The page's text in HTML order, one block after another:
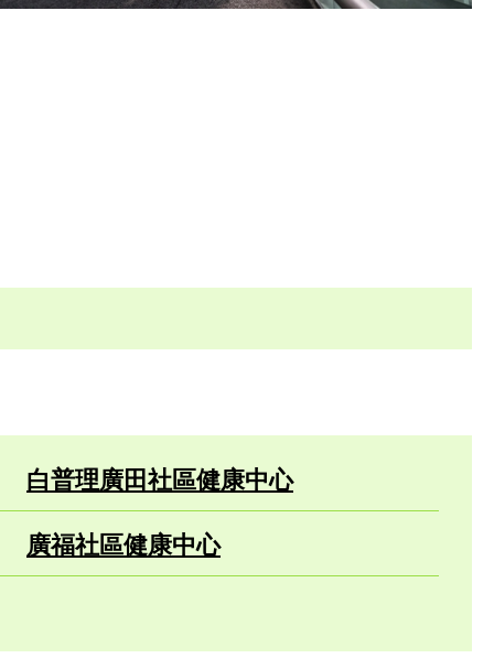
白普理廣田社區健康中心
廣福社區健康中心